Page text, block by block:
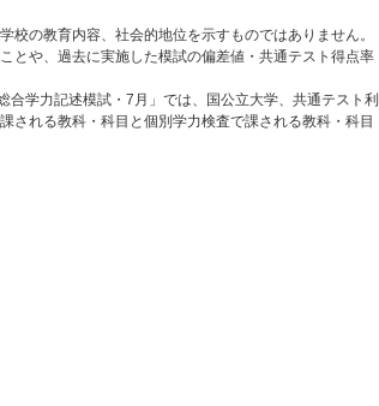
の教育内容、社会的地位を示すものではありません。
や、過去に実施した模試の偏差値・共通テスト得点率
力記述模試・7月」では、国公立大学、共通テスト利
される教科・科目と個別学力検査で課される教科・科目